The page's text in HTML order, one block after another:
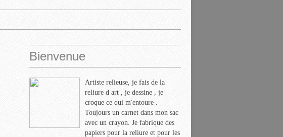
Bienvenue
Artiste relieuse, je fais de la
reliure d art , je dessine , je
croque ce qui m'entoure .
Toujours un carnet dans mon sac
avec un crayon. Je fabrique des
papiers pour la reliure et pour les